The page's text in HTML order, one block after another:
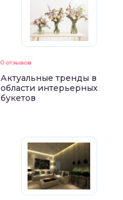
0 отзывов
Актуальные тренды в
области интерьерных
букетов